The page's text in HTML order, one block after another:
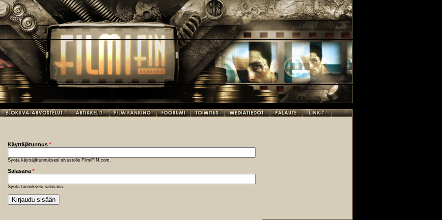
Käyttäjätunnus *
Syötä käyttäjätunnuksesi sivustolle FilmiFIN.com.
Salasana *
Syötä tunnuksesi salasana.